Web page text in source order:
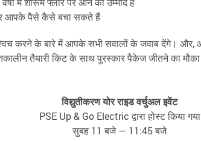
आपके पैसे कैसे बचा सकते हैं
करने के बारे में आपके सभी सवालों के जवाब देंगे।
तैयारी किट के साथ पुरस्कार पैकेज जीतने का मौका
विद्युतीकरण योर राइड वर्चुअल इवेंट
PSE Up & Go Electric द्वारा होस्ट किया गया
सुबह 11 बजे — 11:45 बजे